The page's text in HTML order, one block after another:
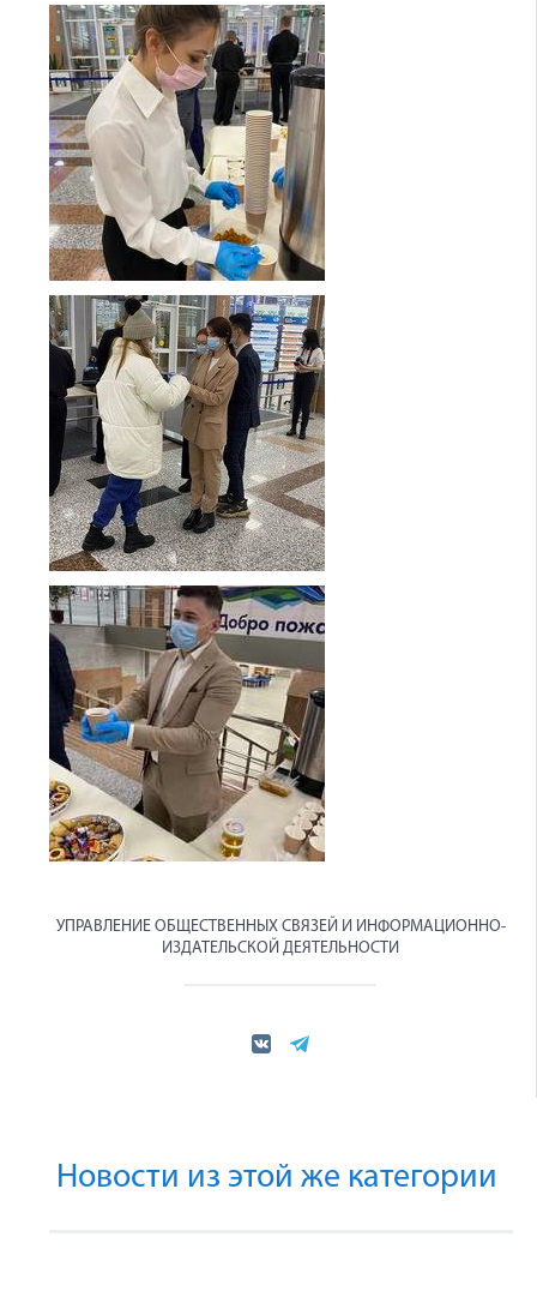
УПРАВЛЕНИЕ ОБЩЕСТВЕННЫХ СВЯЗЕЙ И ИНФОРМАЦИОННО-
ИЗДАТЕЛЬСКОЙ ДЕЯТЕЛЬНОСТИ
Новости из этой же категории